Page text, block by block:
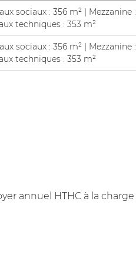
sociaux : 356 m² | Mezzanine :
techniques : 353 m²
sociaux : 356 m² | Mezzanine :
techniques : 353 m²
annuel HTHC à la charge